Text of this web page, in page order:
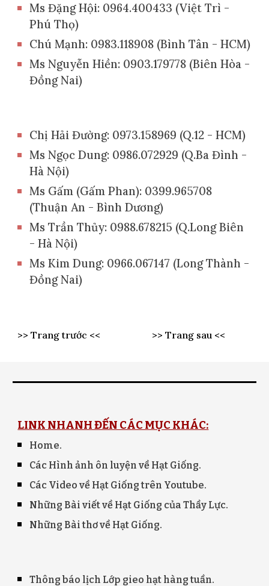
Ms Đặng Hội: 0964.400433 (Việt Trì -
Phú Thọ)
Chú Mạnh: 0983.118908 (Bình Tân -HCM)
Ms Nguyễn Hiền: 0903.179778 (Biên Hòa -
Đồng Nai)
Chị Hải Đường: 0973.158969 (Q.12 - HCM)
MsNgọc Dung: 0986.072929 (Q.Ba Đình -
Hà Nội)
Ms Gấm (Gấm Phan): 0399.965708
(Thuận An - Bình Dương)
Ms Trần Thủy: 0988.678215 (Q.Long Biên
- Hà Nội)
Ms Kim Dung: 0966.067147 (Long Thành -
Đồng Nai)
>> Trang trước << >> Trang sau <<
LINK NHANH ĐẾN CÁC MỤC KHÁC:
Home.
Các Hình ảnh ôn luyện về Hạt Giống.
Các Video về Hạt Giống trên Youtube.
Những Bài viết về Hạt Giống của Thầy Lực.
Những Bài thơ về Hạt Giống.
Thông báo lịch Lớp gieo hạt hàng tuần.